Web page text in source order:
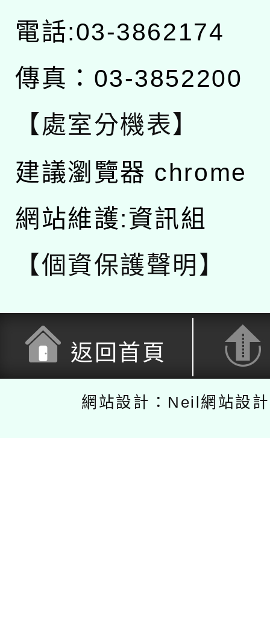
電話:03-3862174
傳真：03-3852200
【處室分機表】
建議瀏覽器 chrome
網站維護:資訊組
【個資保護聲明】
返回首頁
網站設計：Neil網站設